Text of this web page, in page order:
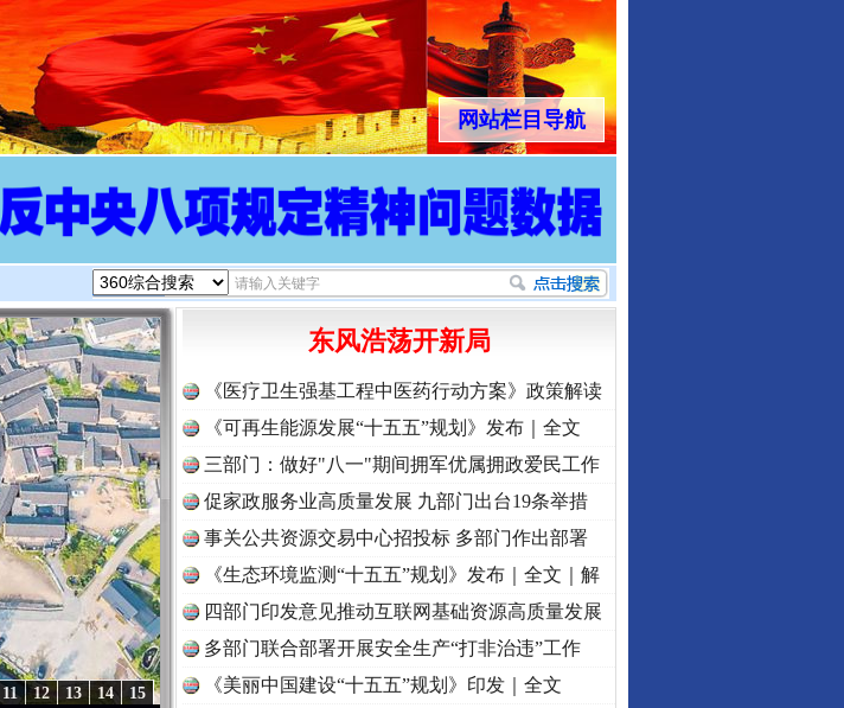
网站栏目导航
15
14
13
12
11
东风浩荡开新局
《医疗卫生强基工程中医药行动方案》政策解读
《可再生能源发展“十五五”规划》发布｜全文
三部门：做好"八一"期间拥军优属拥政爱民工作
促家政服务业高质量发展 九部门出台19条举措
事关公共资源交易中心招投标 多部门作出部署
《生态环境监测“十五五”规划》发布｜全文｜解
读
四部门印发意见推动互联网基础资源高质量发展
多部门联合部署开展安全生产“打非治违”工作
《美丽中国建设“十五五”规划》印发｜全文